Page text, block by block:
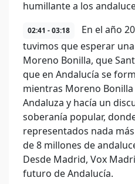
humillante a los
02:41 - 03:18
En el año
tuvimos que esperar
Moreno Bonilla, que
que en Andalucía se
mientras Moreno
Andaluza y hacía un
soberanía popular,
representados nada
de 8 millones de
Desde Madrid, Vox
futuro de Andalucía.